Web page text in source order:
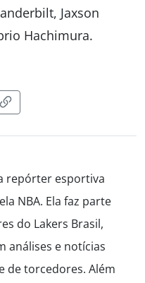
Jaxson
Hachimura.
repórter esportiva
NBA. Ela faz parte
do Lakers Brasil,
análises e notícias
de torcedores. Além